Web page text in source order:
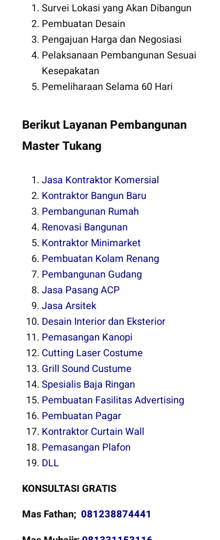
Survei Lokasi yang Akan Dibangun
Pembuatan Desain
Pengajuan Harga dan Negosiasi
Pelaksanaan Pembangunan Sesuai
Kesepakatan
Pemeliharaan Selama 60 Hari
Berikut Layanan Pembangunan
Master Tukang
Jasa Kontraktor Komersial
Kontraktor Bangun Baru
Pembangunan Rumah
Renovasi Bangunan
Kontraktor Minimarket
Pembuatan Kolam Renang
Pembangunan Gudang
Jasa Pasang ACP
Jasa Arsitek
Desain Interior dan Eksterior
Pemasangan Kanopi
Cutting Laser Costume
Grill Sound Custume
Spesialis Baja Ringan
Pembuatan Fasilitas Advertising
Pembuatan Pagar
Kontraktor Curtain Wall
Pemasangan Plafon
DLL
KONSULTASI GRATIS
Mas Fathan; 081238874441